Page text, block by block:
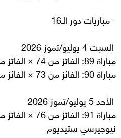
- مباريات دور الـ16
السبت 4 يوليو/تموز 2026
مباراة 89: الفائز من 74 × الفائز من 77 — فيلادلفيا ستيديوم
مباراة 90: الفائز من 73 × الفائز من 75 — هيوستن ستيديوم
الأحد 5 يوليو/تموز 2026
نيوجيرسي ستيديوم